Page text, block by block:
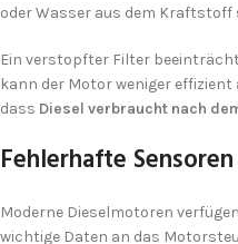
oder Wasser aus dem Kraftstoff
Ein verstopfter Filter
kann der Motor weniger
dass Diesel verbraucht nach
Fehlerhafte Sensoren
Moderne Dieselmotoren
wichtige Daten an das